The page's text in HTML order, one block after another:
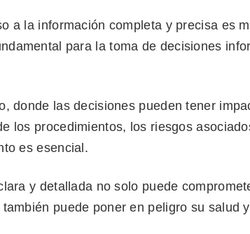
a la información completa y precisa es
para la toma de decisiones
donde las decisiones pueden tener
los procedimientos, los riesgos
es esencial.
y detallada no solo puede
puede poner en peligro su salud